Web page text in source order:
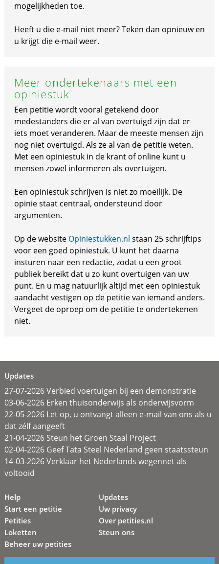
mogelijkheden toe.
Heeft u die e-mail niet meer? Teken dan opnieuw en
u krijgt die e-mail weer.
Meer ondertekenaars met een
opiniestuk
Een petitie wordt vooral getekend door
medestanders die er al van overtuigd zijn dat er
iets moet veranderen. Maar de meeste mensen zijn
nog niet overtuigd. Als ze al van de petitie weten.
Met een opiniestuk in de krant of online kunt u
mensen zowel informeren als overtuigen.
Een opiniestuk schrijven is niet zo moeilijk. De
opinie staat centraal, ondersteund door
argumenten.
Op de website Opiniestukken.nl staan 25 schrijftips
voor een goed opiniestuk. U kunt het daarna
insturen naar een redactie, zodat u een groot
publiek bereikt dat u zo kunt overtuigen van uw
punt. En u mag natuurlijk altijd met een opiniestuk
aandacht vestigen op de petitie van iemand anders.
Vergeet de oproep om de petitie te ondertekenen
niet.
Updates
27-07-2026 Verbied voertuigen bij een demonstratie
03-06-2026 Erken thuisonderwijs als onderwijsvorm
22-05-2026 Let op, u ontvangt alleen e-mail van ons als u
dat zélf aangeeft
21-04-2026 Steun het Groen Staal Project
02-04-2026 Geef Tata Steel Nederland geen staatssteun
14-03-2026 Verklaar het Nederlands wegennet als
voltooid
Help
Start een petitie
Petities
Loketten
Beheer uw petities
Updates
Uw privacy
Over petities.nl
Steun ons